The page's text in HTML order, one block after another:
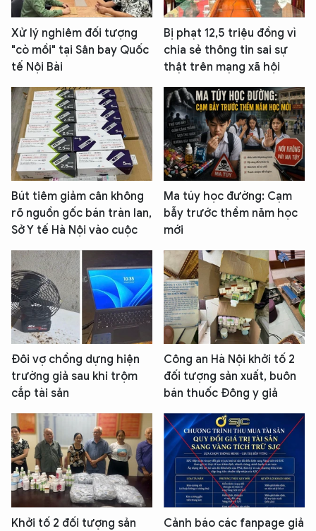
Xử lý nghiêm đối tượng
"cò mồi" tại Sân bay Quốc
tế Nội Bài
Bị phạt 12,5 triệu đồng vì
chia sẻ thông tin sai sự
thật trên mạng xã hội
Bút tiêm giảm cân không
rõ nguồn gốc bán tràn lan,
Sở Y tế Hà Nội vào cuộc
Ma túy học đường: Cạm
bẫy trước thềm năm học
mới
Đôi vợ chồng dựng hiện
trường giả sau khi trộm
cắp tài sản
Công an Hà Nội khởi tố 2
đối tượng sản xuất, buôn
bán thuốc Đông y giả
Khởi tố 2 đối tượng sản
Cảnh báo các fanpage giả